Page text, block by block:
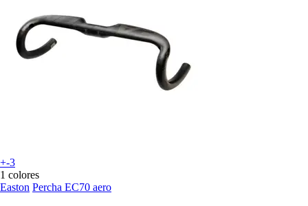
+-3
1 colores
Easton Percha EC70 aero